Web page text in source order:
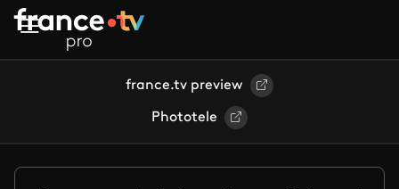
Aller au contenu principal
france.tv preview
Phototele